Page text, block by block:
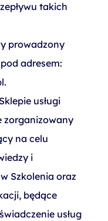
takich
prowadzony
adresem:
usługi
zorganizowany
na celu
i
Szkolenia oraz
będące
usług